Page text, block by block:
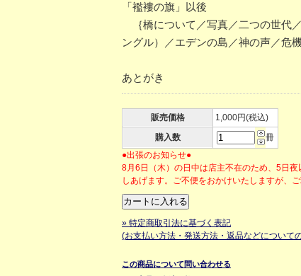
「襤褸の旗」以後
｛橋について／写真／二つの世代
ングル）／エデンの島／神の声／危
あとがき
販売価格
1,000円(税込)
購入数
冊
●出張のお知らせ●
8月6日（木）の日中は店主不在のため、5日
しあげます。ご不便をおかけいたしますが、
» 特定商取引法に基づく表記
(お支払い方法・発送方法・返品などについて
この商品について問い合わせる